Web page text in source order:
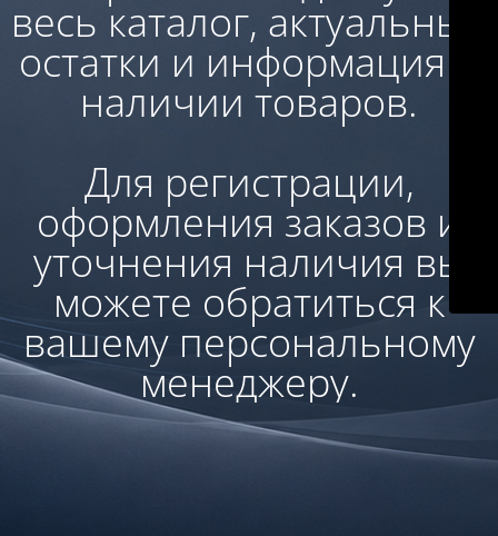
весь каталог, актуальные
остатки и информация о
наличии товаров.
Для регистрации,
оформления заказов и
уточнения наличия вы
можете обратиться к
вашему персональному
менеджеру.